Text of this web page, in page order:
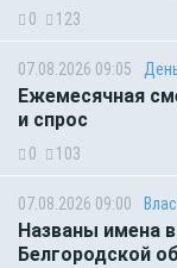
0 123
07.08.2026 09:05
Ежемесячная
и спрос
0 103
07.08.2026 09:00
Названы имена
Белгородской